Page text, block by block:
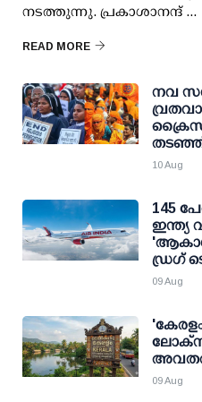
നടത്തുന്നു. പ്രകാശാനന്ദ് ...
READ MORE
നവ
തടഞ്ഞ്
10 Aug
145
ഇന്ത്യ
ഡ്രഗ്
09 Aug
09 Aug